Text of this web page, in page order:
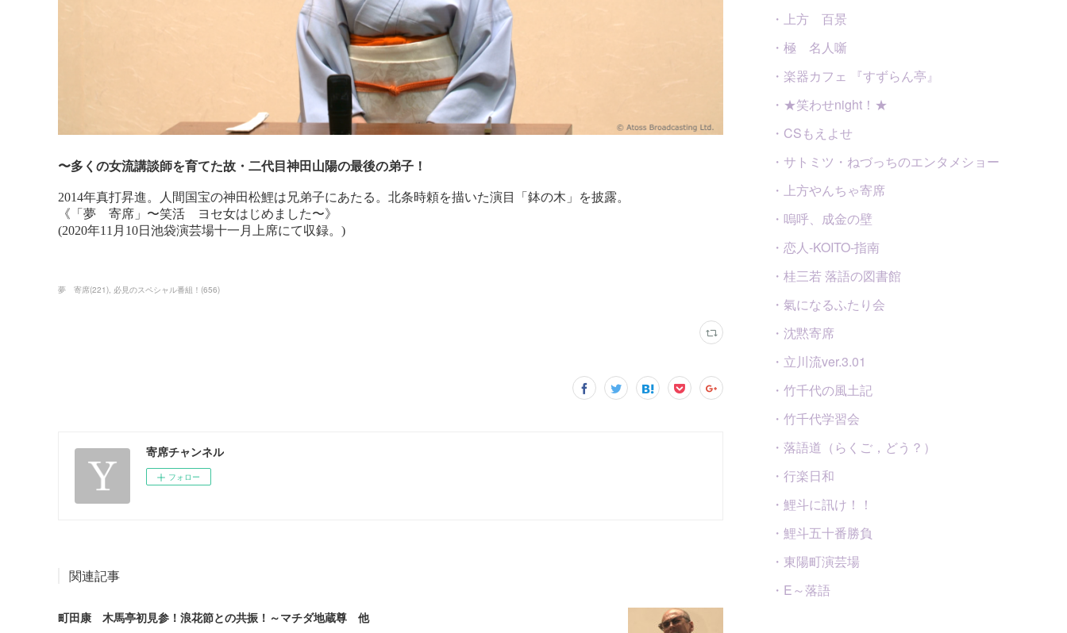
夢 寄席(221) 必見のスペシャル番組！ (656)
寄席チャンネル
フォロー
関連記事
町田康 木馬亭初見参！浪花節との共振！～マチダ地蔵尊 他
・上方 百景
・極 名人噺
・楽器カフェ 『すずらん亭』
・★笑わせnight！★
・CSもえよせ
・サトミツ・ねづっちのエンタメショー
・上方やんちゃ寄席
・嗚呼、成金の壁
・恋人-KOITO-指南
・桂三若 落語の図書館
・氣になるふたり会
・沈黙寄席
・立川流ver.3.01
・竹千代の風土記
・竹千代学習会
・落語道（らくご，どう？）
・行楽日和
・鯉斗に訊け！！
・鯉斗五十番勝負
・東陽町演芸場
・E～落語